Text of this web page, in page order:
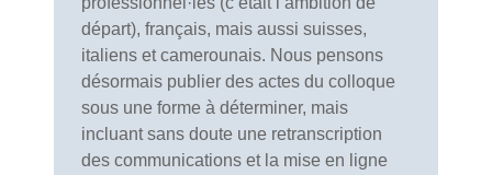
départ), français, mais aussi suisses,
italiens et camerounais. Nous pensons
désormais publier des actes du colloque
sous une forme à déterminer, mais
incluant sans doute une retranscription
des communications et la mise en ligne